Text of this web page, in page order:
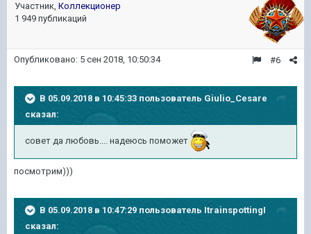
Участник, Коллекционер
1 949 публикаций
#6
Опубликовано: 5 сен 2018, 10:50:34
В 05.09.2018 в 10:45:33 пользователь Giulio_Cesare
сказал:
совет да любовь.... надеюсь поможет
посмотрим)))
В 05.09.2018 в 10:47:29 пользователь ItrainspottingI
сказал: